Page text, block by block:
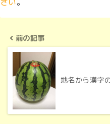
さい。
前の記事
地名から漢字